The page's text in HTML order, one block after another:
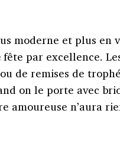
moderne et plus en
par excellence.
de remises de
on le porte avec
amoureuse n’aura